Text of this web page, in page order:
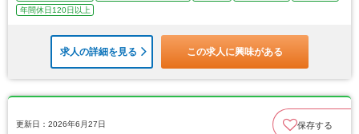
年間休日120日以上
求人の詳細を見る この求人に興味がある
更新日：2026年6月27日 保存する